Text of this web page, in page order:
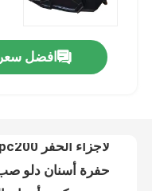
مراقبة الجودة
افضل سعر